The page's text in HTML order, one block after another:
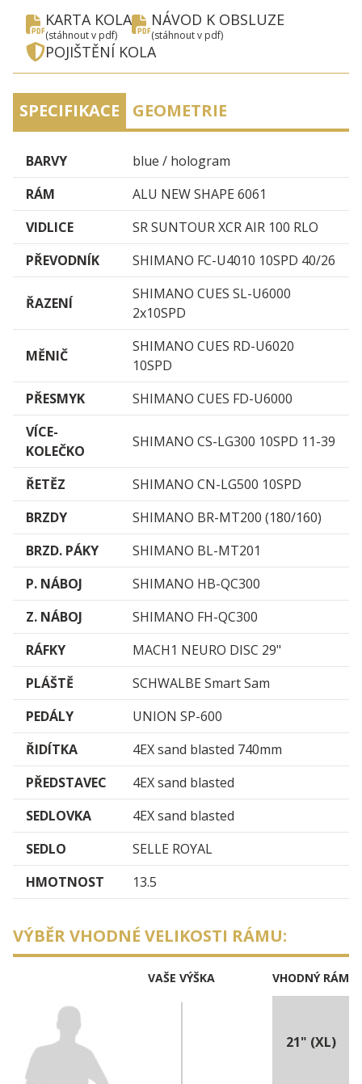
KARTA KOLA
(stáhnout v pdf)
NÁVOD K OBSLUZE
(stáhnout v pdf)
POJIŠTĚNÍ KOLA
SPECIFIKACE GEOMETRIE
BARVY
blue / hologram
RÁM
ALU NEW SHAPE 6061
VIDLICE
SR SUNTOUR XCR AIR 100 RLO
PŘEVODNÍK
SHIMANO FC-U4010 10SPD 40/26
ŘAZENÍ
SHIMANO CUES SL-U6000
2x10SPD
MĚNIČ
SHIMANO CUES RD-U6020
10SPD
PŘESMYK
SHIMANO CUES FD-U6000
VÍCE­
KOLEČKO
SHIMANO CS-LG300 10SPD 11-39
ŘETĚZ
SHIMANO CN-LG500 10SPD
BRZDY
SHIMANO BR-MT200 (180/160)
BRZD. PÁKY
SHIMANO BL-MT201
P. NÁBOJ
SHIMANO HB-QC300
Z. NÁBOJ
SHIMANO FH-QC300
RÁFKY
MACH1 NEURO DISC 29"
PLÁŠTĚ
SCHWALBE Smart Sam
PEDÁLY
UNION SP-600
ŘIDÍTKA
4EX sand blasted 740mm
PŘEDSTAVEC
4EX sand blasted
SEDLOVKA
4EX sand blasted
SEDLO
SELLE ROYAL
HMOTNOST
13.5
VÝBĚR VHODNÉ VELIKOSTI RÁMU:
VAŠE VÝŠKA VHODNÝ RÁM
21" (XL)